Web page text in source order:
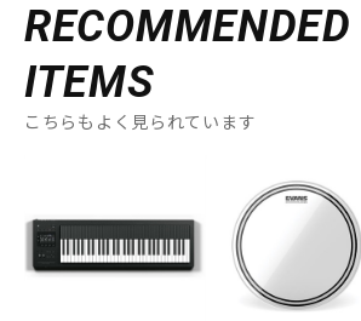
RECOMMENDED
ITEMS
こちらもよく見られています